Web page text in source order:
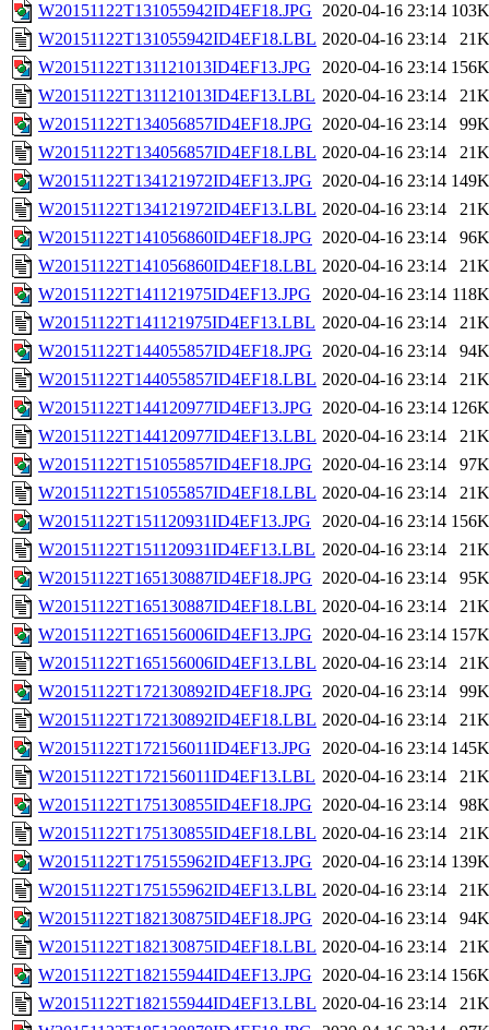
W20151122T131055942ID4EF18.JPG 2020-04-16 23:14 103K
W20151122T131055942ID4EF18.LBL 2020-04-16 23:14
21K
W20151122T131121013ID4EF13.JPG
2020-04-16 23:14 156K
W20151122T131121013ID4EF13.LBL 2020-04-16 23:14
21K
W20151122T134056857ID4EF18.JPG 2020-04-16 23:14
99K
W20151122T134056857ID4EF18.LBL 2020-04-16 23:14
21K
W20151122T134121972ID4EF13.JPG 2020-04-16 23:14 149K
W20151122T134121972ID4EF13.LBL 2020-04-16 23:14
21K
W20151122T141056860ID4EF18.JPG 2020-04-16 23:14
96K
W20151122T141056860ID4EF18.LBL 2020-04-16 23:14
21K
W20151122T141121975ID4EF13.JPG
2020-04-16 23:14 118K
W20151122T141121975ID4EF13.LBL 2020-04-16 23:14
21K
W20151122T144055857ID4EF18.JPG 2020-04-16 23:14
94K
W20151122T144055857ID4EF18.LBL 2020-04-16 23:14
21K
W20151122T144120977ID4EF13.JPG 2020-04-16 23:14 126K
W20151122T144120977ID4EF13.LBL 2020-04-16 23:14
21K
W20151122T151055857ID4EF18.JPG 2020-04-16 23:14
97K
W20151122T151055857ID4EF18.LBL 2020-04-16 23:14
21K
W20151122T151120931ID4EF13.JPG
2020-04-16 23:14 156K
W20151122T151120931ID4EF13.LBL 2020-04-16 23:14
21K
W20151122T165130887ID4EF18.JPG 2020-04-16 23:14
95K
W20151122T165130887ID4EF18.LBL 2020-04-16 23:14
21K
W20151122T165156006ID4EF13.JPG 2020-04-16 23:14 157K
W20151122T165156006ID4EF13.LBL 2020-04-16 23:14
21K
W20151122T172130892ID4EF18.JPG 2020-04-16 23:14
99K
W20151122T172130892ID4EF18.LBL 2020-04-16 23:14
21K
W20151122T172156011ID4EF13.JPG
2020-04-16 23:14 145K
W20151122T172156011ID4EF13.LBL 2020-04-16 23:14
21K
W20151122T175130855ID4EF18.JPG 2020-04-16 23:14
98K
W20151122T175130855ID4EF18.LBL 2020-04-16 23:14
21K
W20151122T175155962ID4EF13.JPG 2020-04-16 23:14 139K
W20151122T175155962ID4EF13.LBL 2020-04-16 23:14
21K
W20151122T182130875ID4EF18.JPG 2020-04-16 23:14
94K
W20151122T182130875ID4EF18.LBL 2020-04-16 23:14
21K
W20151122T182155944ID4EF13.JPG 2020-04-16 23:14 156K
W20151122T182155944ID4EF13.LBL 2020-04-16 23:14
21K